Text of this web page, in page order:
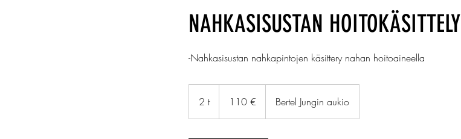
NAHKASISUSTAN HOITOKÄSITTELY
-Nahkasisustan nahkapintojen käsittery nahan hoitoaineella
2 t2
t
110 € Bertel Jungin aukio